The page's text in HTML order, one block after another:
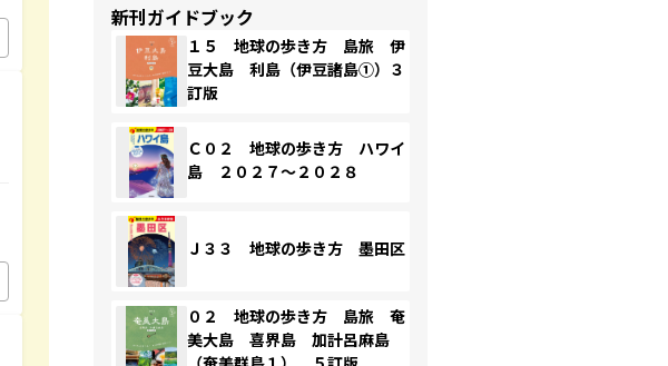
新刊ガイドブック
１５ 地球の歩き方 島旅 伊
豆大島 利島（伊豆諸島①）３
訂版
Ｃ０２ 地球の歩き方 ハワイ
島 ２０２７～２０２８
Ｊ３３ 地球の歩き方 墨田区
０２ 地球の歩き方 島旅 奄
美大島 喜界島 加計呂麻島